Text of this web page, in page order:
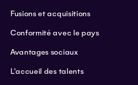
Fusions et acquisitions
Conformité avec le pays
Avantages sociaux
L'accueil des talents